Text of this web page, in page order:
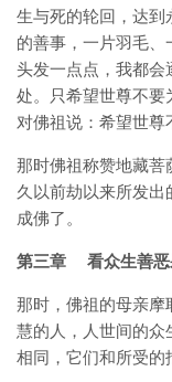
生与死的轮回，达到
的善事，一片羽毛、
头发一点点，我都会
处。只希望世尊不要
对佛祖说：希望世尊
那时佛祖称赞地藏
久以前劫以来所发
成佛了。
第三章 看众生善恶
那时，佛祖的母亲摩
慧的人，人世间的众
相同，它们和所受的